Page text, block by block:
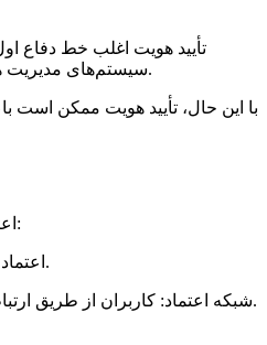
تأیید هویت اغلب خط دفاع
سیستم‌های مدیریت هویت (مانند ورود یکپارچه، تأیید هویت چندمرحله‌ای) معمولاً با پلتفرم‌های اشتراک‌گذاری ادغام می‌شوند تا کنترل دسترسی بر اساس مدارک و نقش‌های تأیید شده اعمال شود.
با این حال، تأیید هویت ممکن است
اعتماد در اشتراک‌گذاری فایل فراتر از هویت است و شامل فرضیات درباره قابلیت اطمینان، نیت‌ها و بهداشت امنیتی همه طرف‌های درگیر می‌شود. چند مدل اعتماد وجود دارد:
کاربران به یک مرجع یا پلتفرم قابل اعتماد برای تأیید هویت و اجرای سیاست‌های امنیتی متکی هستند (مثلاً سرورهای فایل شرکت، ارائه‌دهندگان فضای ابری).
شبکه اعتماد:کاربران از طریق ارتباطات اجتماعی یا تأییدیه‌ها بدون یک مرجع مرکزی اعتماد برقرار می‌کنند. این مدل در برخی اشتراک‌گذاری‌های همتا به همتا و تبادل کلیدهای رمزنگاری استفاده می‌شود.